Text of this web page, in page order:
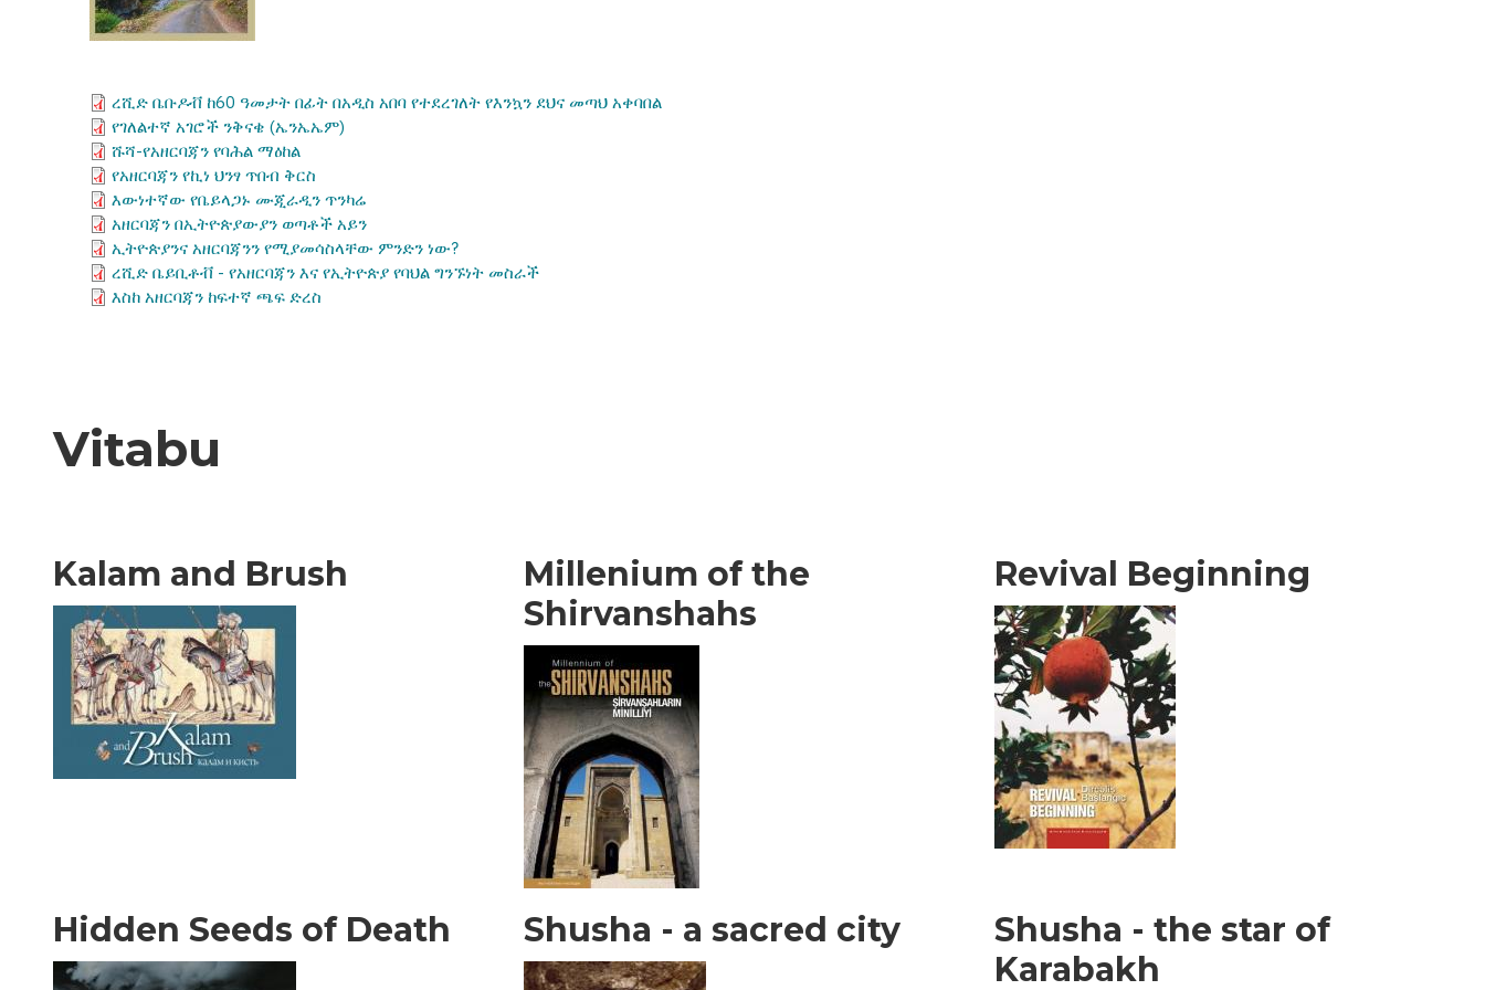
ረሺድ ቤቡዶቭ ከ60 ዓመታት በፊት በአዲስ አበባ የተደረገለት የእንኳን ደህና መጣህ አቀባበል
የገለልተኛ አገሮች ንቅናቄ (ኤንኤኤም)
ሹሻ-የአዘርባጃን የባሕል ማዕከል
የአዘርባጃን የኪነ ህንፃ ጥበብ ቅርስ
እውነተኛው የቤይላጋኑ ሙጂራዲን ጥንካሬ
አዘርባጃን በኢትዮጵያውያን ወጣቶች አይን
ኢትዮጵያንና አዘርባጃንን የሚያመሳስላቸው ምንድን ነው?
ረሺድ ቤይቢቶቭ - የአዘርባጃን እና የኢትዮጵያ የባህል ግንኙነት መስራች
እስከ አዘርባጃን ከፍተኛ ጫፍ ድረስ
Vitabu
Kalam and Brush
Millenium of the
Shirvanshahs
Revival Beginning
Hidden Seeds of Death Shusha - a sacred city
Shusha - the star of
Karabakh